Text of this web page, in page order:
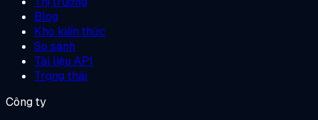
Blog
Kho kiến thức
So sánh
Tài liệu API
Trạng thái
Công ty